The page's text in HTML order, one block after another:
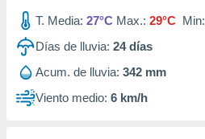
1199
T. Media: 27°C Max.: 29°C Min:
Días de lluvia: 24días
Acum. de lluvia: 342 mm
Viento medio: 6 km/h